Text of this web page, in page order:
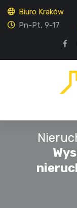
Biuro Kraków
Pn-Pt, 9-17